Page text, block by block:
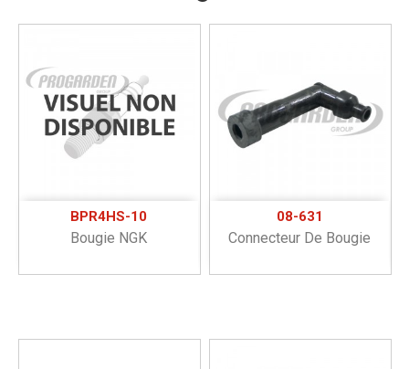
BPR4HS-10
Bougie NGK
08-631
Connecteur De Bougie